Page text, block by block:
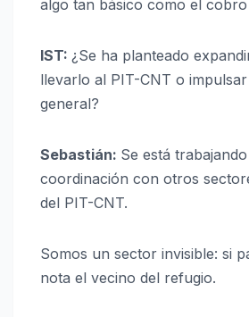
algo tan básico como el
IST: ¿Se ha planteado
llevarlo al PIT-CNT o
general?
Sebastián: Se está
coordinación con otros
del PIT-CNT.
Somos un sector invisible: si
nota el vecino del refugio.